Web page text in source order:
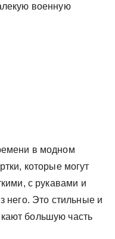
военную
в модном
которые могут
с рукавами и
него. Это стильные и
большую часть